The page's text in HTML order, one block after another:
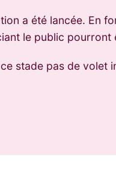
a été lancée. En
le public pourront
stade pas de volet